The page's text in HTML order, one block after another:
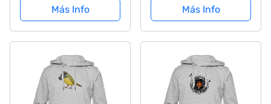
Albert Einstein
Hombre - tamaño L -
Negro
Más Info
Albert Einstein Mujer
- tamaño XS - Negro
Más Info